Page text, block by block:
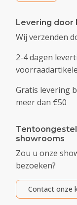
Levering door
Wij verzenden
2-4 dagen
Gratis levering
meer dan €50
showrooms
Zou u onze
bezoeken?
Contact onze